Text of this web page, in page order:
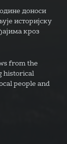
доноси
историјску
кроз
from the
historical
people and